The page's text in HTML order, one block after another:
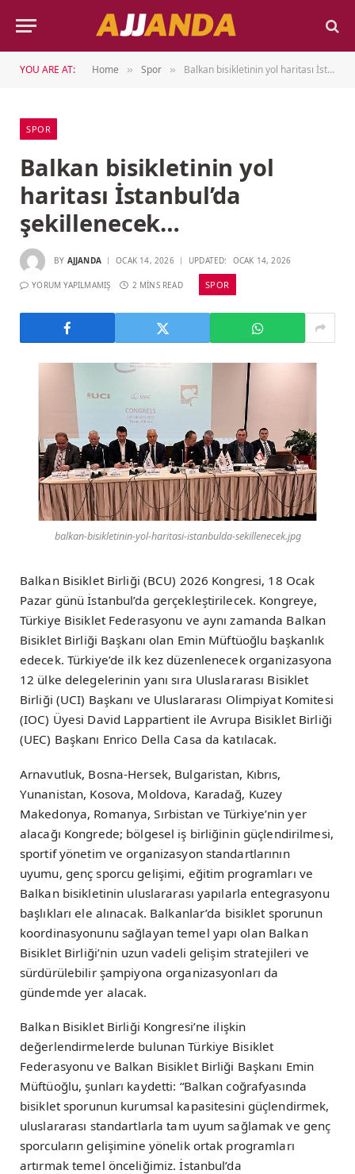
YOU ARE AT: Home » Spor » Balkan bisikletinin yol haritası İstanbul’da şekillenecek…
SPOR
Balkan bisikletinin yol
haritası İstanbul’da
şekillenecek…
BY AJJANDA OCAK 14, 2026 UPDATED: OCAK 14, 2026
YORUM YAPILMAMIŞ 2 MINS READ SPOR
balkan-bisikletinin-yol-haritasi-istanbulda-sekillenecek.jpg
Balkan Bisiklet Birliği (BCU) 2026 Kongresi, 18 Ocak
Pazar günü İstanbul’da gerçekleştirilecek. Kongreye,
Türkiye Bisiklet Federasyonu ve aynı zamanda Balkan
Bisiklet Birliği Başkanı olan Emin Müftüoğlu başkanlık
edecek. Türkiye’de ilk kez düzenlenecek organizasyona
12 ülke delegelerinin yanı sıra Uluslararası Bisiklet
Birliği (UCI) Başkanı ve Uluslararası Olimpiyat Komitesi
(IOC) Üyesi David Lappartient ile Avrupa Bisiklet Birliği
(UEC) Başkanı Enrico Della Casa da katılacak.
Arnavutluk, Bosna-Hersek, Bulgaristan, Kıbrıs,
Yunanistan, Kosova, Moldova, Karadağ, Kuzey
Makedonya, Romanya, Sırbistan ve Türkiye’nin yer
alacağı Kongrede; bölgesel iş birliğinin güçlendirilmesi,
sportif yönetim ve organizasyon standartlarının
uyumu, genç sporcu gelişimi, eğitim programları ve
Balkan bisikletinin uluslararası yapılarla entegrasyonu
başlıkları ele alınacak. Balkanlar’da bisiklet sporunun
koordinasyonunu sağlayan temel yapı olan Balkan
Bisiklet Birliği’nin uzun vadeli gelişim stratejileri ve
sürdürülebilir şampiyona organizasyonları da
gündemde yer alacak.
Balkan Bisiklet Birliği Kongresi’ne ilişkin
değerlendirmelerde bulunan Türkiye Bisiklet
Federasyonu ve Balkan Bisiklet Birliği Başkanı Emin
Müftüoğlu, şunları kaydetti: “Balkan coğrafyasında
bisiklet sporunun kurumsal kapasitesini güçlendirmek,
uluslararası standartlarla tam uyum sağlamak ve genç
sporcuların gelişimine yönelik ortak programları
artırmak temel önceliğimiz. İstanbul’da